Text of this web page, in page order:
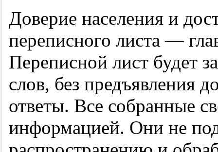
Доверие населения и
переписного листа —
Переписной лист будет
слов, без предъявления
ответы. Все собранные
информацией. Они не